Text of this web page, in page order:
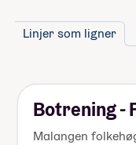
hvilken linje du
følge samme
Husk at du
Linjer som ligner
Botrening -
Malangen